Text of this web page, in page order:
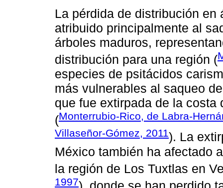
La pérdida de distribución
atribuido principalmente al
árboles maduros,
distribución para una región (
especies de psitácidos
más vulnerables al saqueo
que fue extirpada de la
(Monterrubio-Rico, de Labra-
Villaseñor-Gómez, 2011). La
México también ha afectado
la región de Los Tuxtlas en
1997